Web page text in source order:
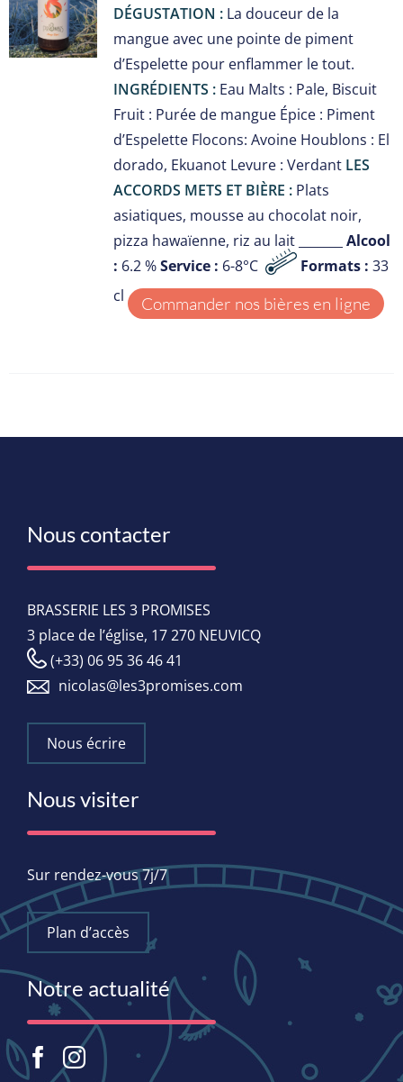
DÉGUSTATION :La douceur de la
mangue avec une pointe de piment
d’Espelette pour enflammer le tout.
INGRÉDIENTS :Eau Malts : Pale, Biscuit
Fruit : Purée de mangue Épice : Piment
d’Espelette Flocons: Avoine Houblons : El
dorado, Ekuanot Levure : Verdant LES
ACCORDS METS ET BIÈRE :Plats
asiatiques, mousse au chocolat noir,
pizza hawaïenne, riz au lait _______ Alcool
: 6.2 %Service : 6-8°C Formats : 33
cl
Commander nos bières en ligne
Nous contacter
BRASSERIE LES 3 PROMISES
3 place de l’église, 17 270 NEUVICQ
(+33) 06 95 36 46 41
nicolas@les3promises.com
Nous écrire
Nous visiter
Sur rendez-vous 7j/7
Plan d’accès
Notre actualité